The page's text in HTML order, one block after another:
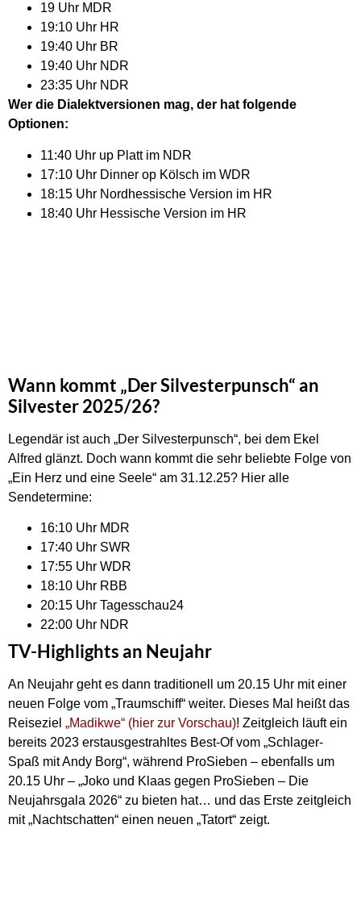
19 Uhr MDR
19:10 Uhr HR
19:40 Uhr BR
19:40 Uhr NDR
23:35 Uhr NDR
Wer die Dialektversionen mag, der hat folgende
Optionen:
11:40 Uhr up Platt im NDR
17:10 Uhr Dinner op Kölsch im WDR
18:15 Uhr Nordhessische Version im HR
18:40 Uhr Hessische Version im HR
Wann kommt „Der Silvesterpunsch“ an
Silvester 2025/26?
Legendär ist auch „Der Silvesterpunsch“, bei dem Ekel
Alfred glänzt. Doch wann kommt die sehr beliebte Folge von
„Ein Herz und eine Seele“ am 31.12.25? Hier alle
Sendetermine:
16:10 Uhr MDR
17:40 Uhr SWR
17:55 Uhr WDR
18:10 Uhr RBB
20:15 Uhr Tagesschau24
22:00 Uhr NDR
TV-Highlights an Neujahr
An Neujahr geht es dann traditionell um 20.15 Uhr mit einer
neuen Folge vom „Traumschiff“ weiter. Dieses Mal heißt das
Reiseziel „Madikwe“ (hier zur Vorschau)! Zeitgleich läuft ein
bereits 2023 erstausgestrahltes Best-Of vom „Schlager-
Spaß mit Andy Borg“, während ProSieben – ebenfalls um
20.15 Uhr – „Joko und Klaas gegen ProSieben – Die
Neujahrsgala 2026“ zu bieten hat… und das Erste zeitgleich
mit „Nachtschatten“ einen neuen „Tatort“ zeigt.